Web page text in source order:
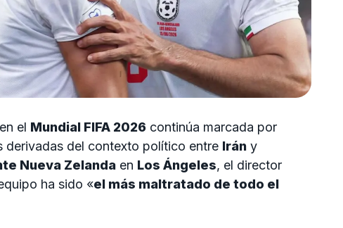
en el Mundial FIFA 2026 continúa marcada por
del contexto político entre Irán y
Nueva Zelanda en Los Ángeles, el director
ha sido «el más maltratado de todo el